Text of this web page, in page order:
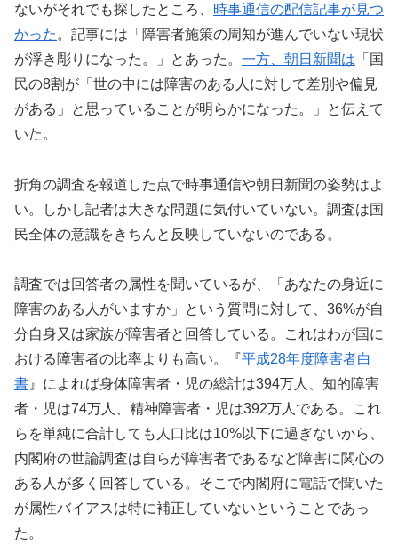
ないがそれでも探したところ、 時事通信の配信記事が見つ
かった 。記事には「障害者施策の周知が進んでいない現状
が浮き彫りになった。」とあった。 一方、朝日新聞は 「国
民の8割が「世の中には障害のある人に対して差別や偏見
がある」と思っていることが明らかになった。」と伝えて
いた。
折角の調査を報道した点で時事通信や朝日新聞の姿勢はよ
い。しかし記者は大きな問題に気付いていない。調査は国
民全体の意識をきちんと反映していないのである。
調査では回答者の属性を聞いているが、「あなたの身近に
障害のある人がいますか」という質問に対して、36%が自
分自身又は家族が障害者と回答している。これはわが国に
おける障害者の比率よりも高い。『 平成28年度障害者白
書』によれば身体障害者・児の総計は394万人、知的障害
者・児は74万人、精神障害者・児は392万人である。これ
らを単純に合計しても人口比は10%以下に過ぎないから、
内閣府の世論調査は自らが障害者であるなど障害に関心の
ある人が多く回答している。そこで内閣府に電話で聞いた
が属性バイアスは特に補正していないということであっ
た。